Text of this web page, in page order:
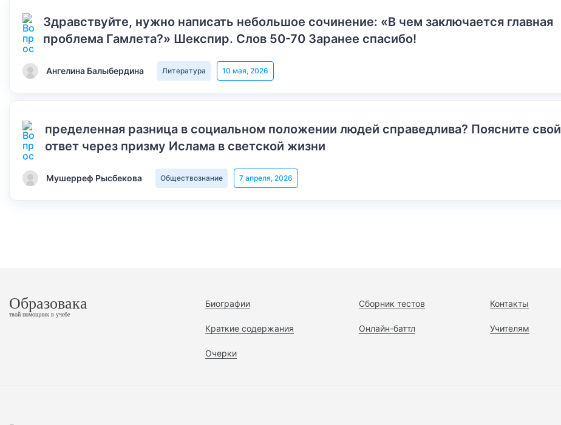
Здравствуйте, нужно написать небольшое сочинение: «В чем заключается главная
проблема Гамлета?» Шекспир. Слов 50-70 Заранее спасибо!
Ангелина Балыбердина Литература 10 мая, 2026
пределенная разница в социальном положении людей справедлива? Поясните свой
ответ через призму Ислама в светской жизни
Мушерреф Рысбекова Обществознание 7 апреля, 2026
Образовака
твой помощник в учебе
Биографии
Краткие содержания
Очерки
Сборник тестов
Онлайн-баттл
Контакты
Учителям